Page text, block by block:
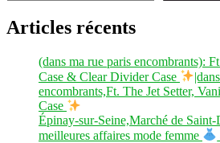
Articles récents
(dans ma rue paris encombrants):
Case & Clear Divider Case
encombrants,Ft. The Jet Setter,
Case
Épinay-sur-Seine,Marché de Saint-
meilleures affaires mode femme